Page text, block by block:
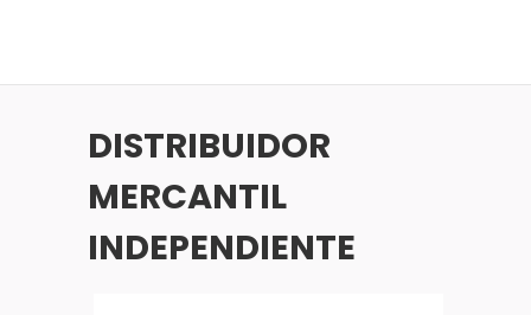
DISTRIBUIDOR
MERCANTIL
INDEPENDIENTE